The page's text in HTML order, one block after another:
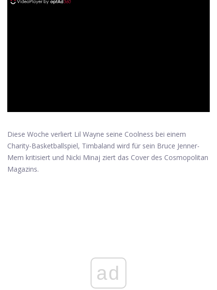
Diese Woche verliert Lil Wayne seine Coolness bei einem
Charity-Basketballspiel, Timbaland wird für sein Bruce Jenner-
Mem kritisiert und Nicki Minaj ziert das Cover des Cosmopolitan
Magazins.
ad